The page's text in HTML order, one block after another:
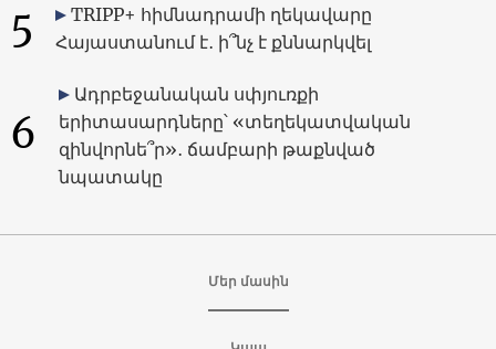
5
TRIPP+ հիմնադրամի ղեկավարը
Հայաստանում է․ ի՞նչ է քննարկվել
6
Ադրբեջանական սփյուռքի
երիտասարդները՝ «տեղեկատվական
զինվորնե՞ր»․ ճամբարի թաքնված
նպատակը
Մեր մասին